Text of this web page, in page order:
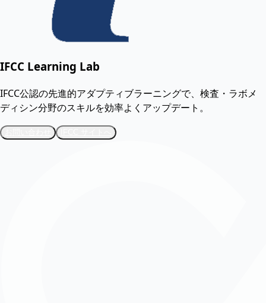
IFCC Learning Lab
IFCC公認の先進的アダプティブラーニングで、検査・ラボメ
ディシン分野のスキルを効率よくアップデート。